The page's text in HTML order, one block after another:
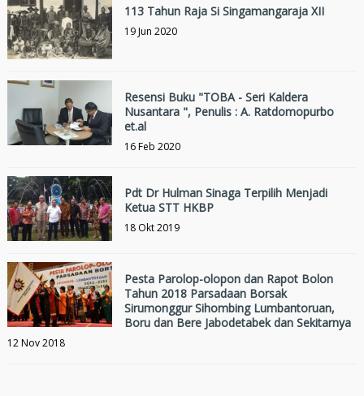
113 Tahun Raja Si Singamangaraja XII
19 Jun 2020
Resensi Buku "TOBA - Seri Kaldera
Nusantara ", Penulis : A. Ratdomopurbo
et.al
16 Feb 2020
Pdt Dr Hulman Sinaga Terpilih Menjadi
Ketua STT HKBP
18 Okt 2019
Pesta Parolop-olopon dan Rapot Bolon
Tahun 2018 Parsadaan Borsak
Sirumonggur Sihombing Lumbantoruan,
Boru dan Bere Jabodetabek dan Sekitarnya
12 Nov 2018